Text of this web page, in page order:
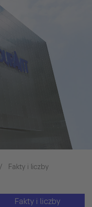
Fakty i liczby
Fakty i liczby